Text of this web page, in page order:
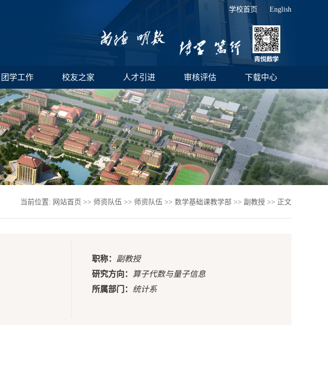
学校首页 English
团学工作 校友之家 人才引进 审核评估 下载中心
当前位置: 网站首页 >> 师资队伍 >> 师资队伍 >> 数学基础课教学部 >> 副教授 >> 正文
职称： 副教授
研究方向： 算子代数与量子信息
所属部门： 统计系